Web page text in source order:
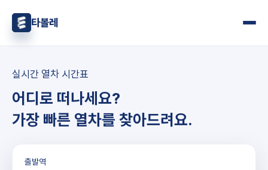
타볼레
실시간 열차 시간표
어디로 떠나세요?
가장 빠른 열차를 찾아드려요.
출발역과 도착역 선택
출발역